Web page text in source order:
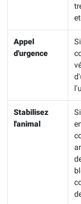
Appel
d'urgence
Stabilisez
l'animal